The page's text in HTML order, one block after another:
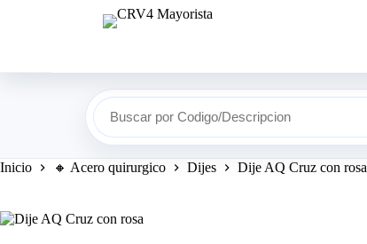
Buscar por Codigo/Descripcion
Inicio 🔸​ Acero quirurgico Dijes Dije AQ Cruz con rosa